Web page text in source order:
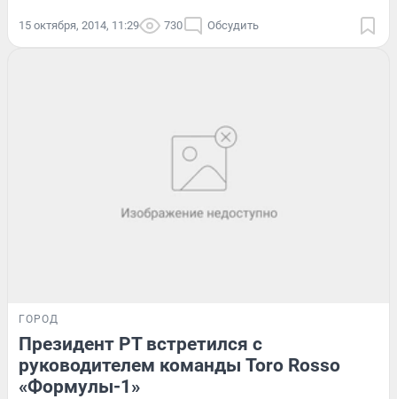
15 октября, 2014, 11:29 730 Обсудить
ГОРОД
Президент РТ встретился с
руководителем команды Toro Rosso
«Формулы-1»